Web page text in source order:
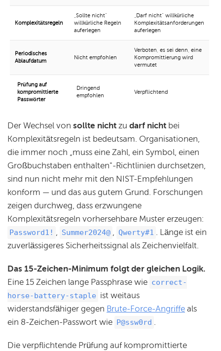
Komplexitätsregeln
„Sollte nicht"
willkürliche Regeln
auferlegen
„Darf nicht" willkürliche
Komplexitätsanforderungen
auferlegen
Periodisches
Ablaufdatum
Nicht empfohlen
Verboten, es sei denn, eine
Kompromittierung wird
vermutet
Prüfung auf
kompromittierte
Passwörter
Dringend
empfohlen
Verpflichtend
Der Wechsel von sollte nicht zu darf nicht bei
Komplexitätsregeln ist bedeutsam. Organisationen,
die immer noch „muss eine Zahl, ein Symbol, einen
Großbuchstaben enthalten"-Richtlinien durchsetzen,
sind nun nicht mehr mit den NIST-Empfehlungen
konform — und das aus gutem Grund. Forschungen
zeigen durchweg, dass erzwungene
Komplexitätsregeln vorhersehbare Muster erzeugen:
Password1! , Summer2024@ , Qwerty#1 . Länge ist ein
zuverlässigeres Sicherheitssignal als Zeichenvielfalt.
Das 15-Zeichen-Minimum folgt der gleichen Logik.
Eine 15 Zeichen lange Passphrase wie correct-
horse-battery-staple ist weitaus
widerstandsfähiger gegen Brute-Force-Angriffe als
ein 8-Zeichen-Passwort wie P@ssw0rd .
Die verpflichtende Prüfung auf kompromittierte